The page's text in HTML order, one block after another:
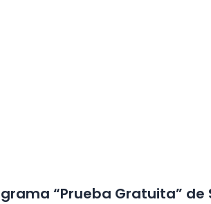
“Prueba Gratuita” de